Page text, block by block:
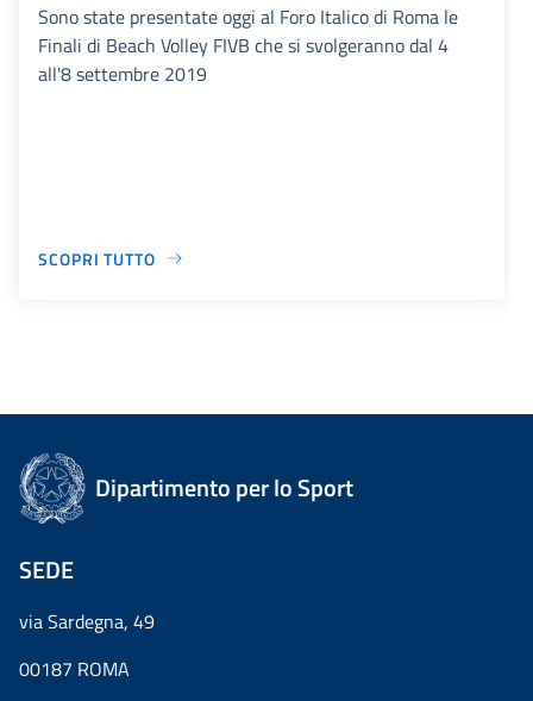
Sono state presentate oggi al Foro Italico di Roma le
Finali di Beach Volley FIVB che si svolgeranno dal 4
all'8 settembre 2019
SCOPRI TUTTO
Dipartimento per lo Sport
SEDE
via Sardegna, 49
00187 ROMA